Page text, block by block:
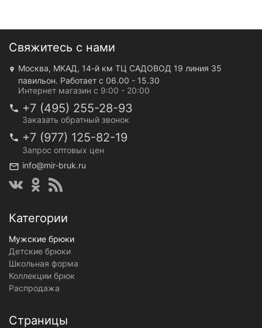
Свяжитесь с нами
Москва, МКАД, 14-й км ТЦ САДОВОД 19 линия 35
павильон. Работает с 06.00 - 15.30
Интернет магазин с 9:00 - 20:00
+7 (495) 255-28-93
Заказать обратный звонок
+7 (977) 125-82-19
Запрос оптовых цен
info@mir-bruk.ru
Категории
Мужские брюки
Детские брюки
Школьная форма
Коллекции брюк
Распродажа
Страницы